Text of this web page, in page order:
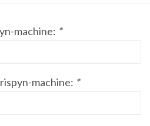
machine: *
machine: *